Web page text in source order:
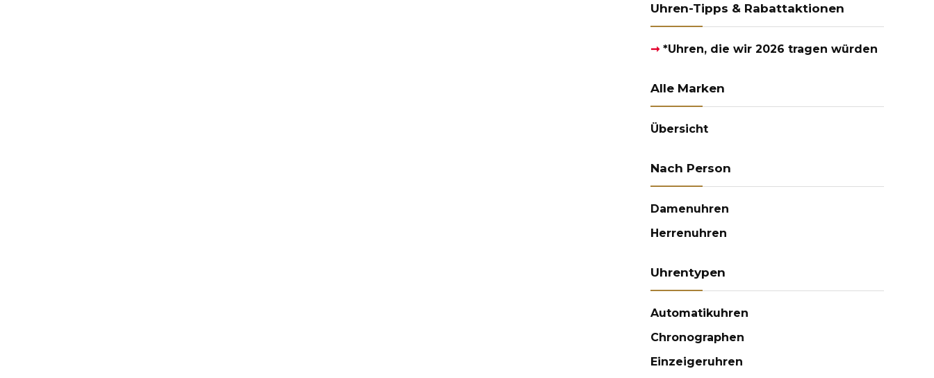
Uhren-Tipps & Rabattaktionen
➞ *Uhren, die wir 2026 tragen würden
Alle Marken
Übersicht
Nach Person
Damenuhren
Herrenuhren
Uhrentypen
Automatikuhren
Chronographen
Einzeigeruhren